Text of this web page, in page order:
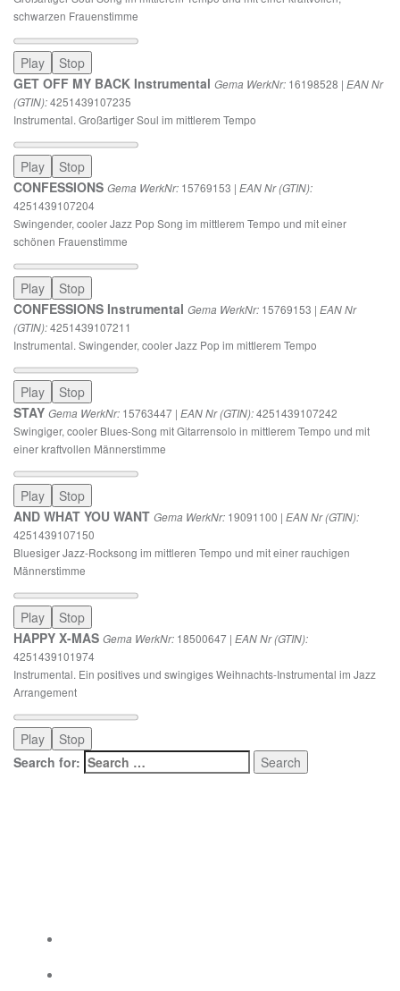
schwarzen Frauenstimme
Play
Stop
GET OFF MY BACK Instrumental Gema WerkNr: 16198528 | EAN Nr
(GTIN):4251439107235
Instrumental. Großartiger Soul im mittlerem Tempo
Play
Stop
CONFESSIONS Gema WerkNr: 15769153 | EAN Nr (GTIN):
4251439107204
Swingender, cooler Jazz Pop Song im mittlerem Tempo und mit einer
schönen Frauenstimme
Play
Stop
CONFESSIONS Instrumental Gema WerkNr: 15769153 | EAN Nr
(GTIN):4251439107211
Instrumental. Swingender, cooler Jazz Pop im mittlerem Tempo
Play
Stop
STAY Gema WerkNr: 15763447 | EAN Nr (GTIN):4251439107242
Swingiger, cooler Blues-Song mit Gitarrensolo in mittlerem Tempo und mit
einer kraftvollen Männerstimme
Play
Stop
AND WHAT YOU WANT Gema WerkNr: 19091100 | EAN Nr (GTIN):
4251439107150
Bluesiger Jazz-Rocksong im mittleren Tempo und mit einer rauchigen
Männerstimme
Play
Stop
HAPPY X-MAS Gema WerkNr: 18500647 | EAN Nr (GTIN):
4251439101974
Instrumental. Ein positives und swingiges Weihnachts-Instrumental im Jazz
Arrangement
Play
Stop
Search for: